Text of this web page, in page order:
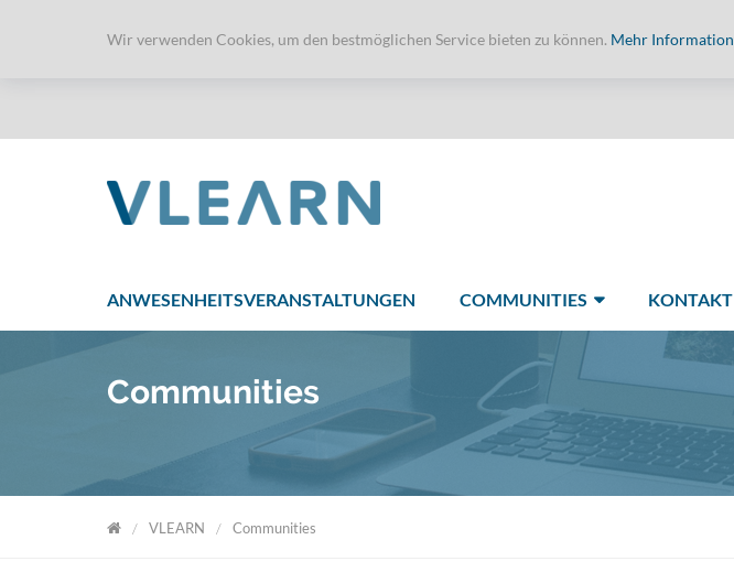
Wir verwenden Cookies, um den bestmöglichen Service bieten zu können. Mehr Information
ANWESENHEITSVERANSTALTUNGEN COMMUNITIES KONTAKT
Communities
VLEARN Communities